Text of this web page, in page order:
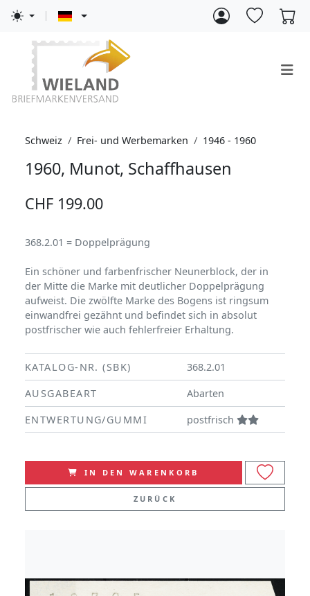
Schweiz Frei- und Werbemarken 1946 - 1960
1960, Munot, Schaffhausen
CHF 199.00
368.2.01 = Doppelprägung
Ein schöner und farbenfrischer Neunerblock, der in
der Mitte die Marke mit deutlicher Doppelprägung
aufweist. Die zwölfte Marke des Bogens ist ringsum
einwandfrei gezähnt und befindet sich in absolut
postfrischer wie auch fehlerfreier Erhaltung.
KATALOG-NR. (SBK)
368.2.01
AUSGABEART
Abarten
ENTWERTUNG/GUMMI
postfrisch
IN DEN WARENKORB
ZURÜCK